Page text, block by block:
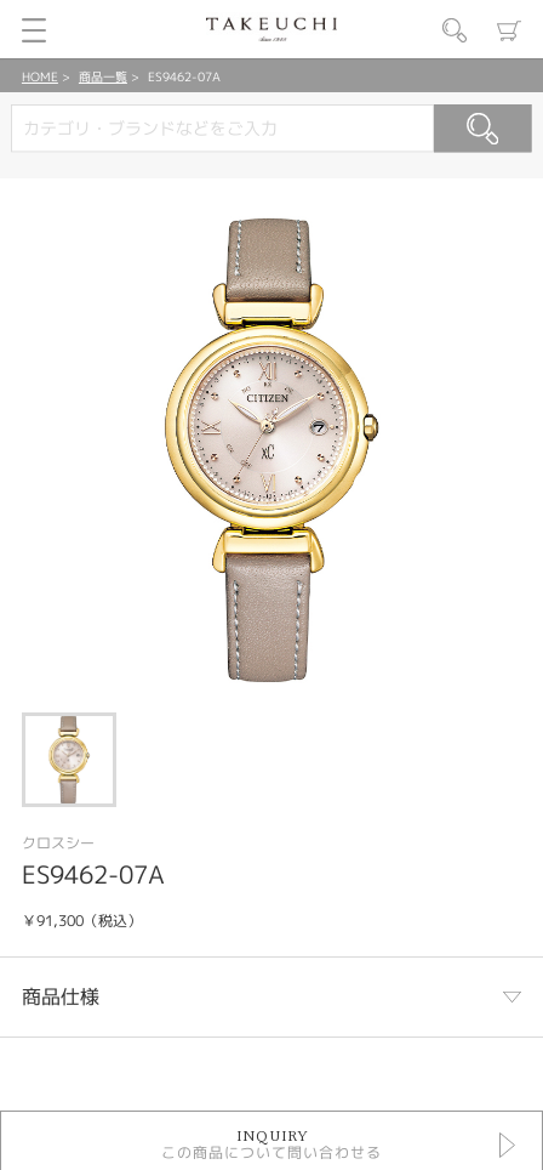
HOME 商品一覧 ES9462-07A
クロスシー
ES9462-07A
￥91,300（税込）
商品仕様
時計
INQUIRY
この商品について問い合わせる